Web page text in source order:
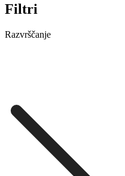
Filtri
Razvrščanje